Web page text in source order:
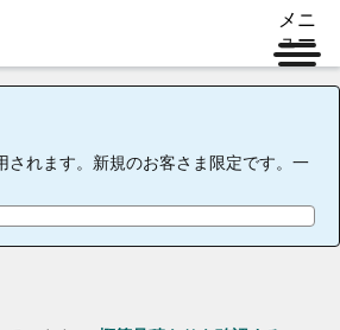
メニ
ュー
れます。新規のお客さま限定です。一